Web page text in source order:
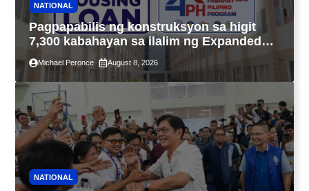
NATIONAL
Pagpapabilis ng konstruksyon sa higit
7,300 kabahayan sa ilalim ng Expanded
4PH, posible na sa pagtutulungan ng Pag-
IBIG at P.A. Alvarez
Michael Peronce August 8, 2026
NATIONAL